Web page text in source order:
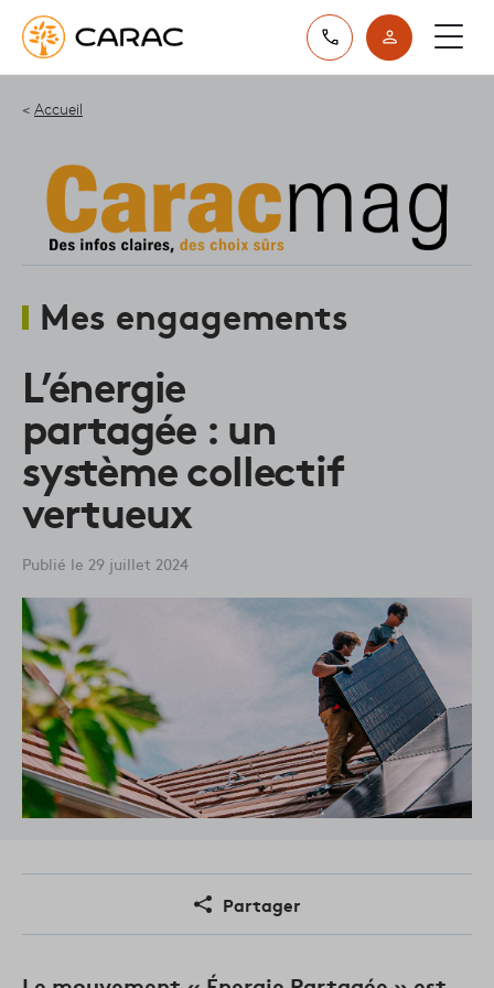
Accueil
Mes engagements
L’énergie
partagée : un
système collectif
vertueux
Publié le 29 juillet 2024
Partager
Paramétrer vos préférences sur les cookies